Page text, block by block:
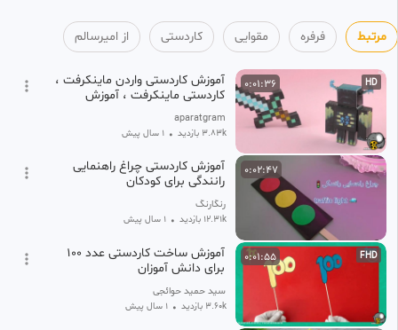
مرتبط فرفره مقوایی کاردستی از امیرسالم
HD
0:01:36
آموزش کاردستی واردن ماینکرفت ،
کاردستی ماینکرفت ، آموزش
ساخت کاردستی با کاغذ
aparatgram
3.83k بازدید • 1 سال پیش
0:02:47
آموزش کاردستی چراغ راهنمایی
رانندگی برای کودکان
رنگارنگ
12.31k بازدید • 1 سال پیش
FHD
0:01:55
آموزش ساخت کاردستی عدد ۱۰۰
برای دانش آموزان
‫سید حمید حوائجی
3.60k بازدید • 1 سال پیش